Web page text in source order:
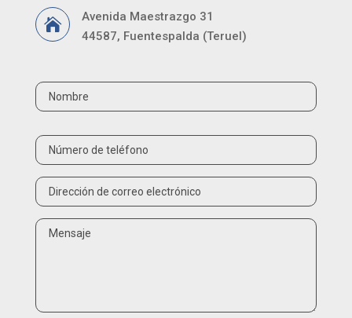

Avenida Maestrazgo 31
44587, Fuentespalda (Teruel)